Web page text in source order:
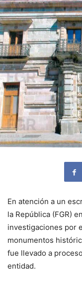
En atención a un
la República (FGR)
investigaciones por
monumentos
fue llevado a
entidad.